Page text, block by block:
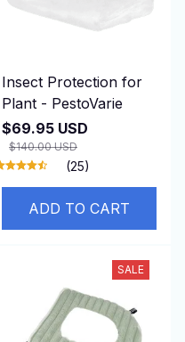
Insect Protection for
Plant - PestoVarie
$69.95 USD
$140.00 USD
(25)
ADD TO CART
SALE